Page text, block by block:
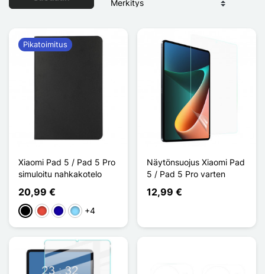
Xiaomi Pad 5 / Pad 5 Pro
simuloitu nahkakotelo
20,99 €
MustaPunainenBleu Foncé
Bleu Clair
+4
Pikatoimitus
Näytönsuojus Xiaomi Pad
5 / Pad 5 Pro varten
12,99 €